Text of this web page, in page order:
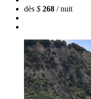
dès $ 268 / nuit